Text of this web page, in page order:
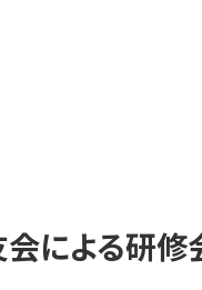
による研修